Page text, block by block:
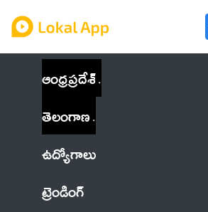
ఆంధ్రప్రదేశ్
తెలంగాణ
ఉద్యోగాలు
ట్రెండింగ్